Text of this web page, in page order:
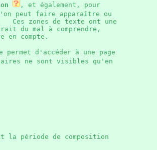
, et également, pour
peut faire apparaître ou
Ces zones de texte ont une
du mal à comprendre,
en compte.
d'accéder à une page
ne sont visibles qu'en
la période de composition